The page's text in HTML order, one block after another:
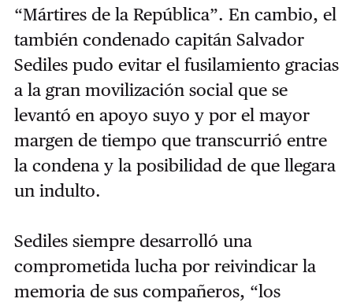
“Mártires de la República”. En cambio, el
también condenado capitán Salvador
Sediles pudo evitar el fusilamiento gracias
a la gran movilización social que se
levantó en apoyo suyo y por el mayor
margen de tiempo que transcurrió entre
la condena y la posibilidad de que llegara
un indulto.
Sediles siempre desarrolló una
comprometida lucha por reivindicar la
memoria de sus compañeros, “los